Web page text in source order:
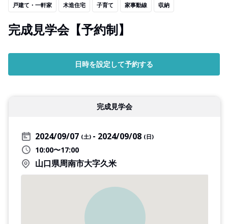
戸建て・一軒家 木造住宅 子育て 家事動線 収納
完成見学会【予約制】
日時を設定して予約する
完成見学会
2024/09/07 (土) 2024/09/08 (日)
10:00〜17:00
山口県周南市大字久米